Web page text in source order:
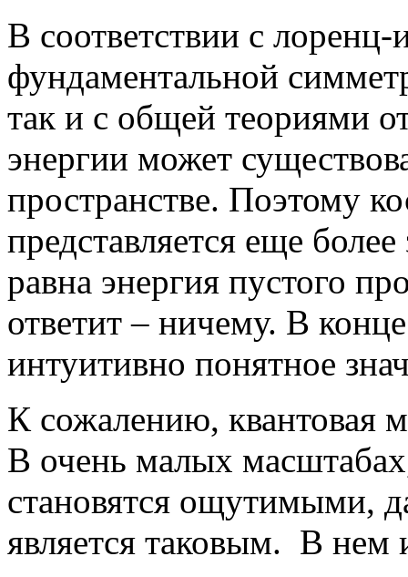
В соответствии с
фундаментальной
так и с общей теориями
энергии может
пространстве. Поэтому
представляется еще
равна энергия пустого
ответит – ничему. В
интуитивно понятное
К сожалению, квантовая
В очень малых
становятся ощутимыми,
является таковым. В нем